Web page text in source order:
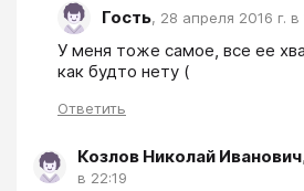
Гость, 28 апреля 2016 г. в
У меня тоже самое, все ее
Ответить
Козлов Николай Иванович,
в 22:19